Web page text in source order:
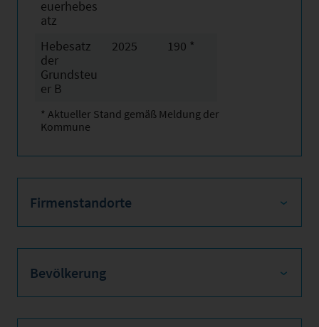
euerhebes
atz
Hebesatz
der
Grundsteu
er B
2025 190 *
* Aktueller Stand gemäß Meldung der
Kommune
Firmenstandorte
Bevölkerung